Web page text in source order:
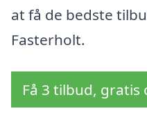
at få de bedste
Fasterholt.
Få 3 tilbud,